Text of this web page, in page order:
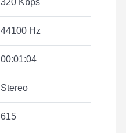
320 Kbps
44100 Hz
00:01:04
Stereo
615